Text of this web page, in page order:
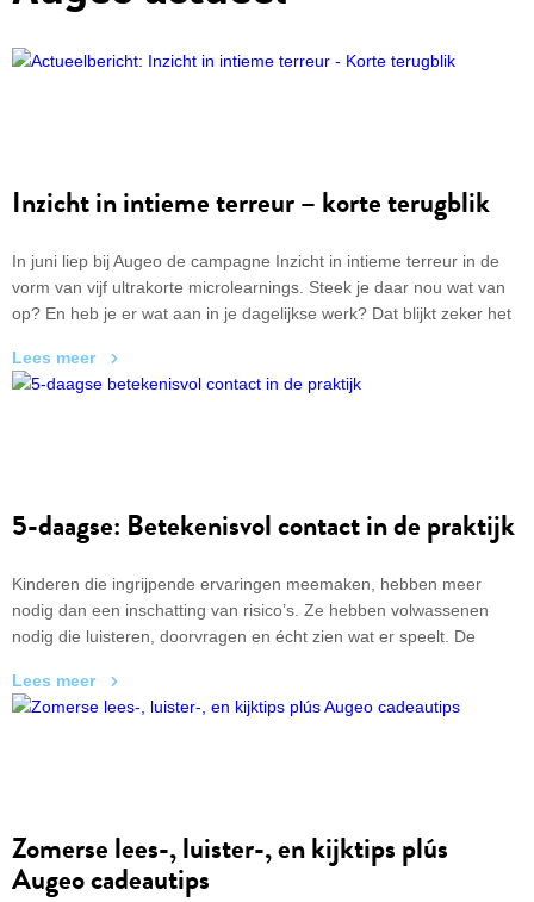
Inzicht in intieme terreur – korte terugblik
In juni liep bij Augeo de campagne Inzicht in intieme terreur in de
vorm van vijf ultrakorte microlearnings. Steek je daar nou wat van
op? En heb je er wat aan in je dagelijkse werk? Dat blijkt zeker het
sociaal domein – geven een 8,4 als waardering. ‘Gaf goede
inzichten met duidelijke onderbouwing.’ ‘Je hebt het sneller mis dan
Lees meer
5-daagse: Betekenisvol contact in de praktijk
Kinderen die ingrijpende ervaringen meemaken, hebben meer
nodig dan een inschatting van risico’s. Ze hebben volwassenen
nodig die luisteren, doorvragen en écht zien wat er speelt. De
wat helpend is – en wat juist niet. Hun boodschap: betekenisvol
contact maakt verschil. In deze 5-daagse ontvang je vijf dagen lang
Lees meer
Zomerse lees-, luister-, en kijktips plús
Augeo cadeautips